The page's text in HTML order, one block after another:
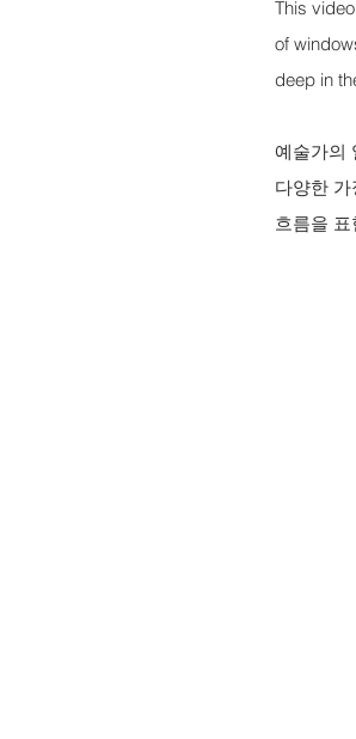
This
of
deep in
예술가의
다양한
흐름을 표